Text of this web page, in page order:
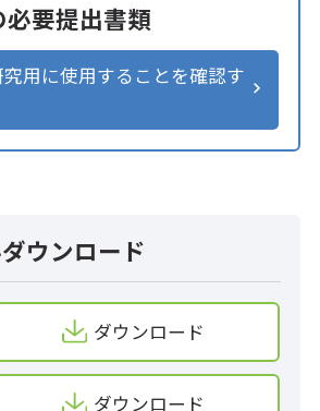
要提出書類
用に使用することを確認す
ウンロード
ダウンロード
ダウンロード